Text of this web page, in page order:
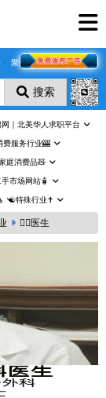
聚合页
搜索
｜北美华人求职平台
服务行业🎰
庭消费品🧸
市场网站🧴
☯️特殊行业✝️
👩‍⚕️医生